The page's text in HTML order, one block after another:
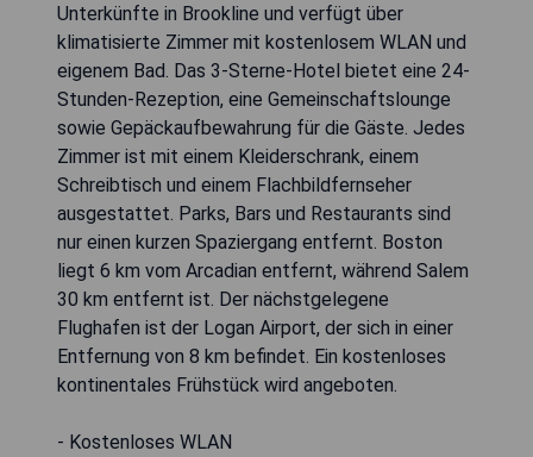
Unterkünfte in Brookline und verfügt über
klimatisierte Zimmer mit kostenlosem WLAN und
eigenem Bad. Das 3-Sterne-Hotel bietet eine 24-
Stunden-Rezeption, eine Gemeinschaftslounge
sowie Gepäckaufbewahrung für die Gäste. Jedes
Zimmer ist mit einem Kleiderschrank, einem
Schreibtisch und einem Flachbildfernseher
ausgestattet. Parks, Bars und Restaurants sind
nur einen kurzen Spaziergang entfernt. Boston
liegt 6 km vom Arcadian entfernt, während Salem
30 km entfernt ist. Der nächstgelegene
Flughafen ist der Logan Airport, der sich in einer
Entfernung von 8 km befindet. Ein kostenloses
kontinentales Frühstück wird angeboten.
- Kostenloses WLAN